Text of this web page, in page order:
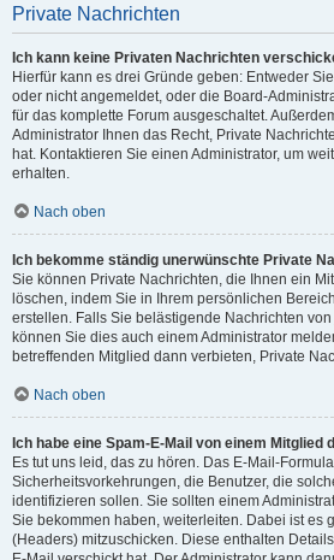
Private Nachrichten
Ich kann keine Privaten Nachrichten
Hierfür kann es drei Gründe geben: Entweder
oder nicht angemeldet, oder die Board-
für das komplette Forum ausgeschaltet.
Administrator Ihnen das Recht, Private
hat. Kontaktieren Sie einen Administrator, um
erhalten.
Nach oben
Ich bekomme ständig unerwünschte Private
Sie können Private Nachrichten, die Ihnen ein
löschen, indem Sie in Ihrem persönlichen
erstellen. Falls Sie belästigende Nachrichten
können Sie dies auch einem Administrator
betreffenden Mitglied dann verbieten, Private
Nach oben
Ich habe eine Spam-E-Mail von einem Mitglied
Es tut uns leid, das zu hören. Das E-Mail-
Sicherheitsvorkehrungen, die Benutzer, die
identifizieren sollen. Sie sollten einem
Sie bekommen haben, weiterleiten. Dabei ist es
(Headers) mitzuschicken. Diese enthalten